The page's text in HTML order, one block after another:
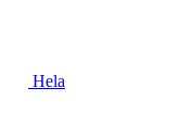
Hela